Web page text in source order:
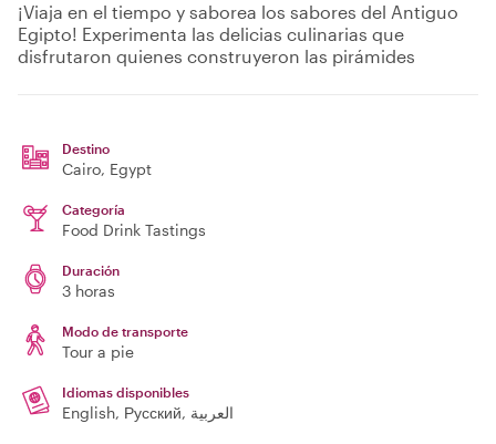
¡Viaja en el tiempo y saborea los sabores del Antiguo
Egipto! Experimenta las delicias culinarias que
disfrutaron quienes construyeron las pirámides
Destino
Cairo, Egypt
Categoría
Food Drink Tastings
Duración
3 horas
Modo de transporte
Tour a pie
Idiomas disponibles
English, Русский, العربية